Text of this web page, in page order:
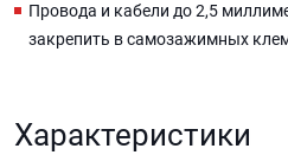
Провода и кабели до 2,5
закрепить в самозажимных
Характеристики